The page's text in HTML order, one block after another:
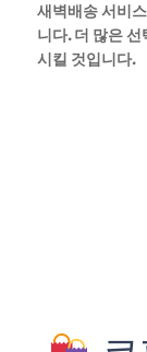
새벽배송 서비
니다. 더 많은
시킬 것입니다.